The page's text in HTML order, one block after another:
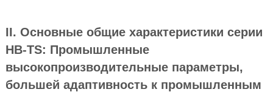
II. Основные общие характеристики серии
HB-TS: Промышленные
высокопроизводительные параметры,
большей адаптивность к промышленным